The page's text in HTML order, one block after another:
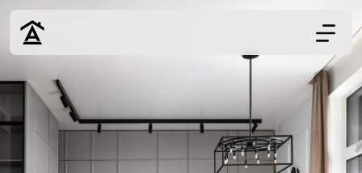
Ремонт
Цены
Наши работы